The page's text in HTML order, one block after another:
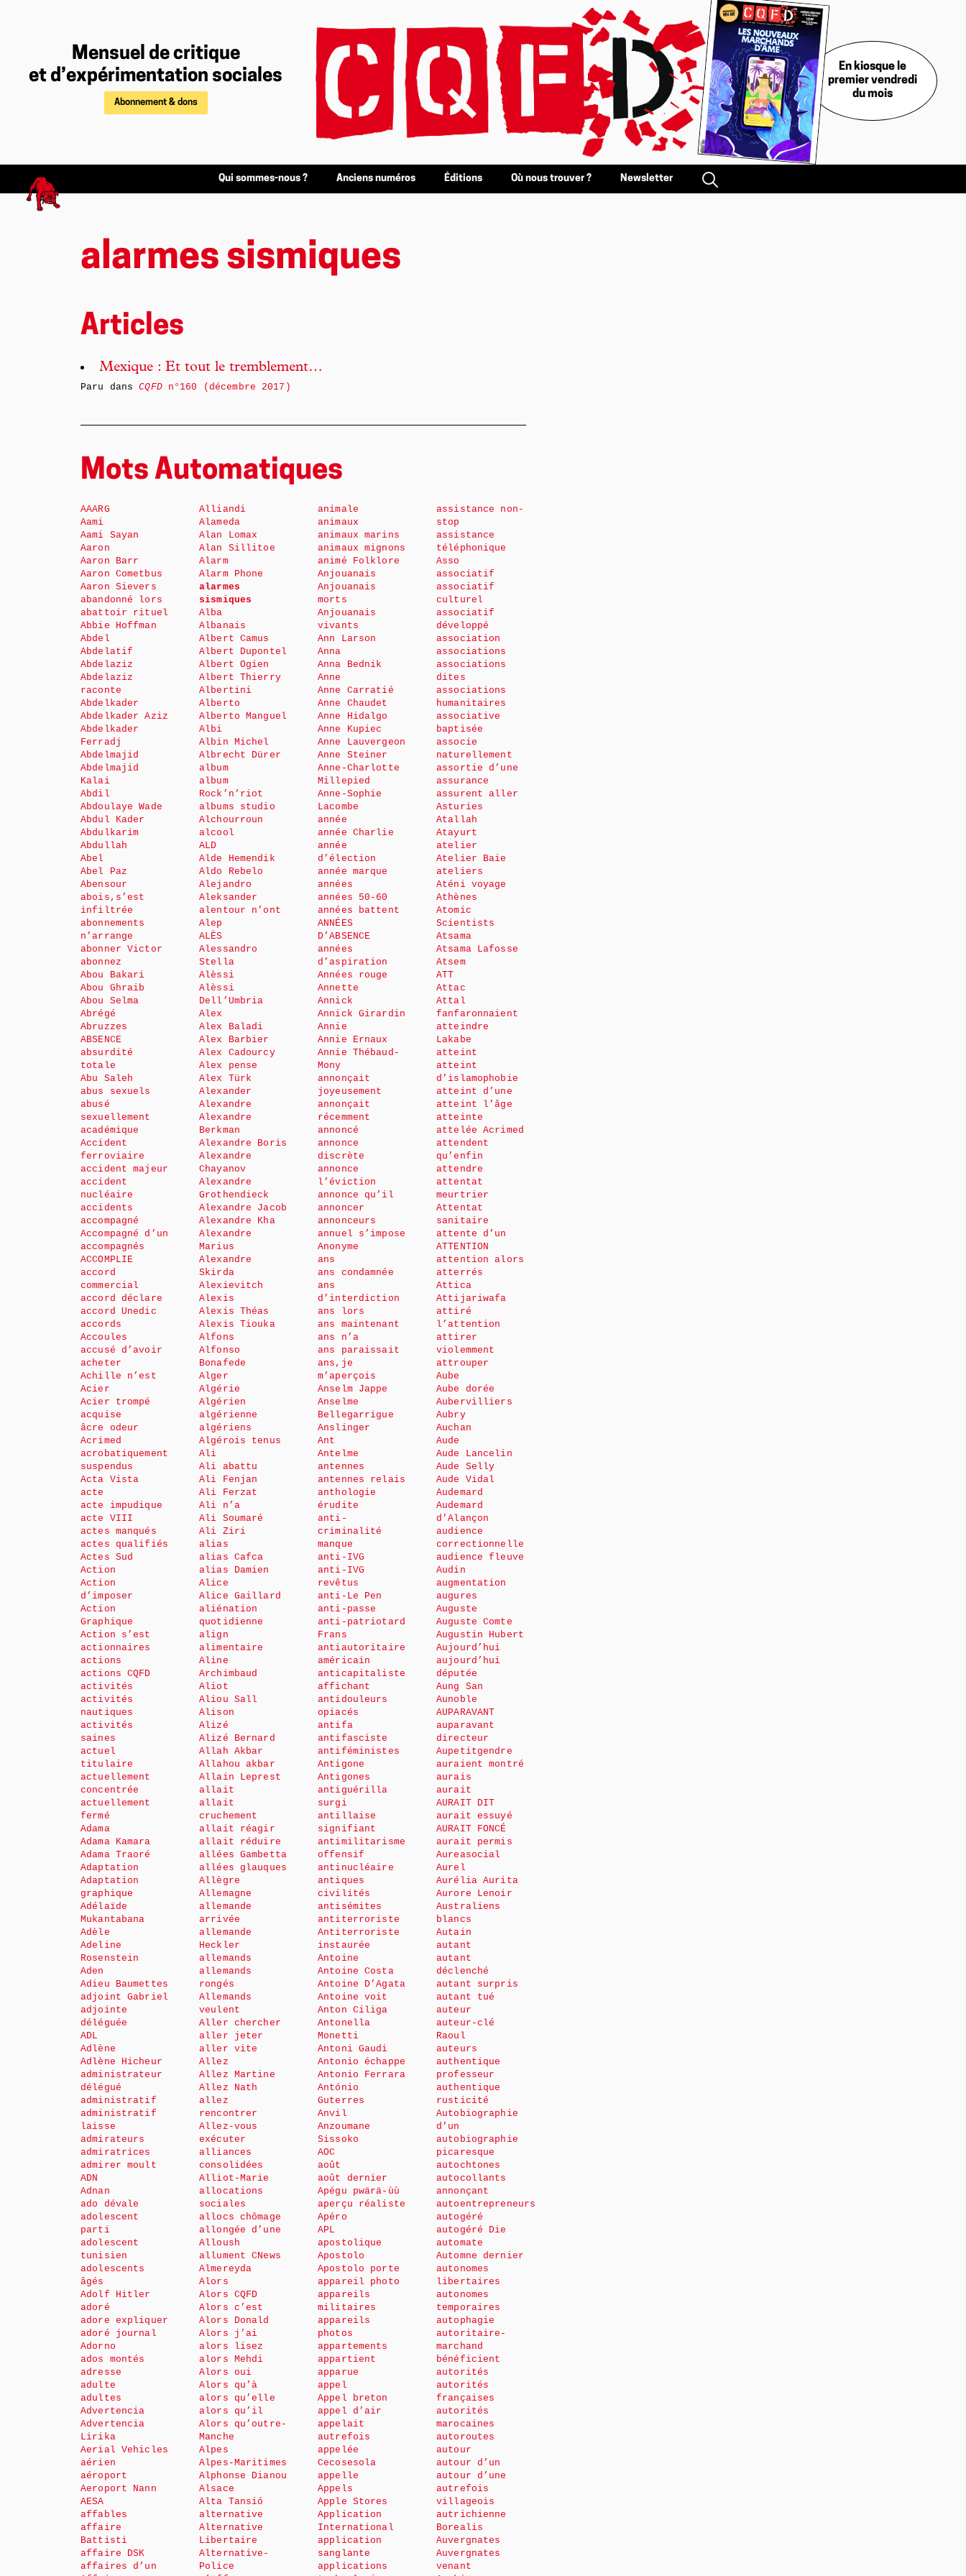
Mensuel de critique
et d’expérimentation sociales
Abonnement & dons
En kiosque le
premier vendredi
du mois
Qui sommes-nous ? Anciens numéros Éditions Où nous trouver ? Newsletter
alarmes sismiques
Articles
Mexique : Et tout le tremblement…
Paru dansCQFDn°160 (décembre 2017)
Mots Automatiques
AAARG
Aami
Aami Sayan
Aaron
Aaron Barr
Aaron Cometbus
Aaron Sievers
abandonné lors
abattoir rituel
Abbie Hoffman
Abdel
Abdelatif
Abdelaziz
Abdelaziz
raconte
Abdelkader
Abdelkader Aziz
Abdelkader
Ferradj
Abdelmajid
Abdelmajid
Kalai
Abdil
Abdoulaye Wade
Abdul Kader
Abdulkarim
Abdullah
Abel
Abel Paz
Abensour
abois,s’est
infiltrée
abonnements
n’arrange
abonner Victor
abonnez
Abou Bakari
Abou Ghraib
Abou Selma
Abrégé
Abruzzes
ABSENCE
absurdité
totale
Abu Saleh
abus sexuels
abusé
sexuellement
académique
Accident
ferroviaire
accident majeur
accident
nucléaire
accidents
accompagné
Accompagné d’un
accompagnés
ACCOMPLIE
accord
commercial
accord déclare
accord Unedic
accords
Accoules
accusé d’avoir
acheter
Achille n’est
Acier
Acier trompé
acquise
âcre odeur
Acrimed
acrobatiquement
suspendus
Acta Vista
acte
acte impudique
acte VIII
actes manqués
actes qualifiés
Actes Sud
Action
Action
d’imposer
Action
Graphique
Action s’est
actionnaires
actions
actions CQFD
activités
activités
nautiques
activités
saines
actuel
titulaire
actuellement
concentrée
actuellement
fermé
Adama
Adama Kamara
Adama Traoré
Adaptation
Adaptation
graphique
Adélaïde
Mukantabana
Adèle
Adeline
Rosenstein
Aden
Adieu Baumettes
adjoint Gabriel
adjointe
déléguée
ADL
Adlène
Adlène Hicheur
administrateur
délégué
administratif
administratif
laisse
admirateurs
admiratrices
admirer moult
ADN
Adnan
ado dévale
adolescent
parti
adolescent
tunisien
adolescents
âgés
Adolf Hitler
adoré
adore expliquer
adoré journal
Adorno
ados montés
adresse
adulte
adultes
Advertencia
Advertencia
Lirika
Aerial Vehicles
aérien
aéroport
Aeroport Nann
AESA
affables
affaire
Battisti
affaire DSK
affaires d’un
Alliandi
Alameda
Alan Lomax
Alan Sillitoe
Alarm
Alarm Phone
alarmes
sismiques
Alba
Albanais
Albert Camus
Albert Dupontel
Albert Ogien
Albert Thierry
Albertini
Alberto
Alberto Manguel
Albi
Albin Michel
Albrecht Dürer
album
album
Rock’n’riot
albums studio
Alchourroun
alcool
ALD
Alde Hemendik
Aldo Rebelo
Alejandro
Aleksander
alentour n’ont
Alep
ALÈS
Alessandro
Stella
Alèssi
Alèssi
Dell’Umbria
Alex
Alex Baladi
Alex Barbier
Alex Cadourcy
Alex pense
Alex Türk
Alexander
Alexandre
Alexandre
Berkman
Alexandre Boris
Alexandre
Chayanov
Alexandre
Grothendieck
Alexandre Jacob
Alexandre Kha
Alexandre
Marius
Alexandre
Skirda
Alexievitch
Alexis
Alexis Théas
Alexis Tiouka
Alfons
Alfonso
Bonafede
Alger
Algérie
Algérien
algérienne
algériens
Algérois tenus
Ali
Ali abattu
Ali Fenjan
Ali Ferzat
Ali n’a
Ali Soumaré
Ali Ziri
alias
alias Cafca
alias Damien
Alice
Alice Gaillard
aliénation
quotidienne
align
alimentaire
Aline
Archimbaud
Aliot
Aliou Sall
Alison
Alizé
Alizé Bernard
Allah Akbar
Allahou akbar
Allain Leprest
allait
allait
cruchement
allait réagir
allait réduire
allées Gambetta
allées glauques
Allègre
Allemagne
allemande
arrivée
allemande
Heckler
allemands
allemands
rongés
Allemands
veulent
Aller chercher
aller jeter
aller vite
Allez
Allez Martine
Allez Nath
allez
rencontrer
Allez-vous
exécuter
alliances
consolidées
Alliot-Marie
allocations
sociales
allocs chômage
allongée d’une
Alloush
allument CNews
Almereyda
Alors
Alors CQFD
Alors c’est
Alors Donald
Alors j’ai
alors lisez
alors Mehdi
Alors oui
Alors qu’à
alors qu’elle
alors qu’il
Alors qu’outre-
Manche
Alpes
Alpes-Maritimes
Alphonse Dianou
Alsace
Alta Tansió
alternative
Alternative
Libertaire
Alternative-
Police
animale
animaux
animaux marins
animaux mignons
animé Folklore
Anjouanais
Anjouanais
morts
Anjouanais
vivants
Ann Larson
Anna
Anna Bednik
Anne
Anne Carratié
Anne Chaudet
Anne Hidalgo
Anne Kupiec
Anne Lauvergeon
Anne Steiner
Anne-Charlotte
Millepied
Anne-Sophie
Lacombe
année
année Charlie
année
d’élection
année marque
années
années 50-60
années battent
ANNÉES
D’ABSENCE
années
d’aspiration
Années rouge
Annette
Annick
Annick Girardin
Annie
Annie Ernaux
Annie Thébaud-
Mony
annonçait
joyeusement
annonçait
récemment
annoncé
annonce
discrète
annonce
l’éviction
annonce qu’il
annoncer
annonceurs
annuel s’impose
Anonyme
ans
ans condamnée
ans
d’interdiction
ans lors
ans maintenant
ans n’a
ans paraissait
ans,je
m’aperçois
Anselm Jappe
Anselme
Bellegarrigue
Anslinger
Ant
Antelme
antennes
antennes relais
anthologie
érudite
anti-
criminalité
manque
anti-IVG
anti-IVG
revêtus
anti-Le Pen
anti-passe
anti-patriotard
Frans
antiautoritaire
américain
anticapitaliste
affichant
antidouleurs
opiacés
antifa
antifasciste
antiféministes
Antigone
Antigones
antiguérilla
surgi
antillaise
signifiant
antimilitarisme
offensif
antinucléaire
antiques
civilités
antisémites
antiterroriste
Antiterroriste
instaurée
Antoine
Antoine Costa
Antoine D’Agata
Antoine voit
Anton Ciliga
Antonella
Monetti
Antoni Gaudi
Antonio échappe
Antonio Ferrara
António
Guterres
Anvil
Anzoumane
Sissoko
AOC
août
août dernier
Apégu pwärä-ùù
aperçu réaliste
Apéro
APL
apostolique
Apostolo
Apostolo porte
appareil photo
appareils
militaires
appareils
photos
appartements
appartient
apparue
appel
Appel breton
appel d’air
appelait
autrefois
appelée
Cecosesola
appelle
Appels
Apple Stores
Application
International
application
sanglante
applications
assistance non-
stop
assistance
téléphonique
Asso
associatif
associatif
culturel
associatif
développé
association
associations
associations
dites
associations
humanitaires
associative
baptisée
associe
naturellement
assortie d’une
assurance
assurent aller
Asturies
Atallah
Atayurt
atelier
Atelier Baie
ateliers
Aténi voyage
Athènes
Atomic
Scientists
Atsama
Atsama Lafosse
Atsem
ATT
Attac
Attal
fanfaronnaient
atteindre
Lakabe
atteint
atteint
d’islamophobie
atteint d’une
atteint l’âge
atteinte
attelée Acrimed
attendent
qu’enfin
attendre
attentat
meurtrier
Attentat
sanitaire
attente d’un
ATTENTION
attention alors
atterrés
Attica
Attijariwafa
attiré
l’attention
attirer
violemment
attrouper
Aube
Aube dorée
Aubervilliers
Aubry
Auchan
Aude
Aude Lancelin
Aude Selly
Aude Vidal
Audemard
Audemard
d’Alançon
audience
correctionnelle
audience fleuve
Audin
augmentation
augures
Auguste
Auguste Comte
Augustin Hubert
Aujourd’hui
aujourd’hui
députée
Aung San
Aunoble
AUPARAVANT
auparavant
directeur
Aupetitgendre
auraient montré
aurais
aurait
AURAIT DIT
aurait essuyé
AURAIT FONCÉ
aurait permis
Aureasocial
Aurel
Aurélia Aurita
Aurore Lenoir
Australiens
blancs
Autain
autant
autant
déclenché
autant surpris
autant tué
auteur
auteur-clé
Raoul
auteurs
authentique
professeur
authentique
rusticité
Autobiographie
d’un
autobiographie
picaresque
autochtones
autocollants
annonçant
autoentrepreneurs
autogéré
autogéré Die
automate
Automne dernier
autonomes
libertaires
autonomes
temporaires
autophagie
autoritaire-
marchand
bénéficient
autorités
autorités
françaises
autorités
marocaines
autoroutes
autour
autour d’un
autour d’une
autrefois
villageois
autrichienne
Borealis
Auvergnates
Auvergnates
venant